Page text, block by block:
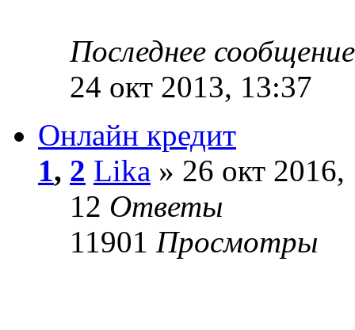
Последнее
24 окт 2013, 13:37
Онлайн кредит
1, 2 Lika » 26 окт 2016,
12 Ответы
11901 Просмотры